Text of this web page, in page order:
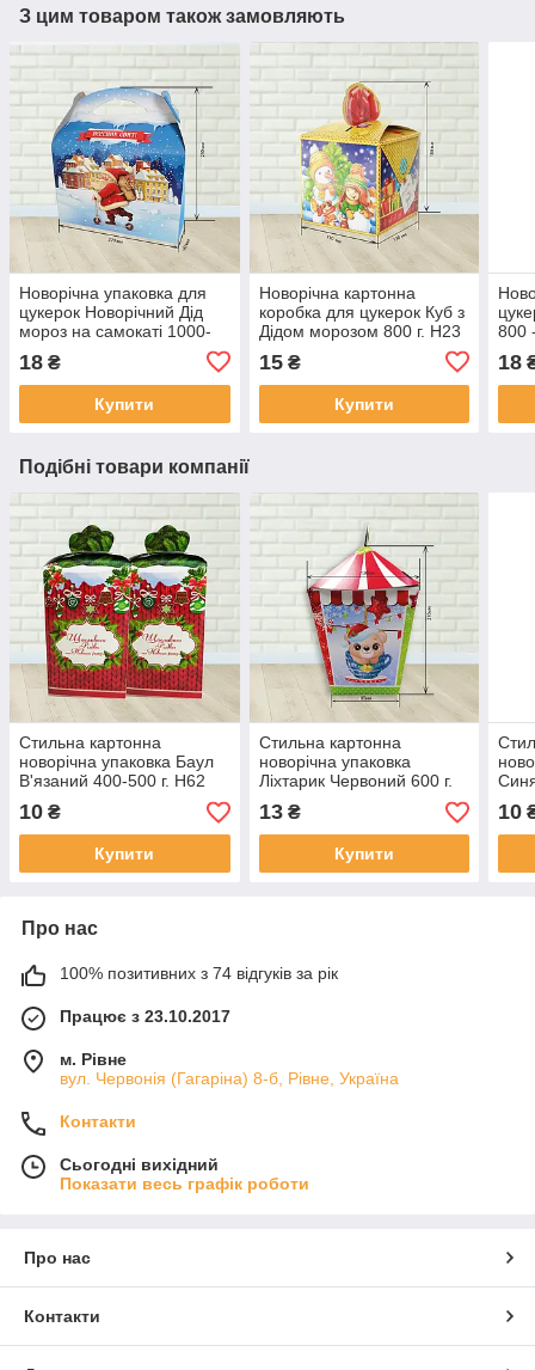
З цим товаром також замовляють
Новорічна упаковка для
цукерок Новорічний Дід
мороз на самокаті 1000-
18 ₴
Купити
Новорічна картонна
коробка для цукерок Куб з
Дідом морозом 800 г. Н23
15₴
Купити
800
18
Подібні товари компанії
Стильна картонна
новорічна упаковка Баул
В'язаний 400-500 г. Н62
10 ₴
Купити
Стильна картонна
новорічна упаковка
Ліхтарик Червоний 600 г.
13₴
Купити
10
Про нас
100% позитивних з 74 відгуків за рік
Працює з 23.10.2017
м. Рівне
вул. Червонія (Гагаріна) 8-б, Рівне, Україна
Контакти
Сьогодні вихідний
Показати весь графік роботи
Про нас
Контакти